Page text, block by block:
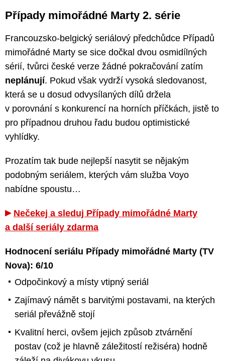
Případy mimořádné Marty 2. série
Francouzsko-belgický seriálový předchůdce Případů
mimořádné Marty se sice dočkal dvou osmidílných
sérií, tvůrci české verze žádné pokračování zatím
neplánují. Pokud však vydrží vysoká sledovanost,
která se u dosud odvysílaných dílů držela
v porovnání s konkurencí na horních příčkách, jistě to
pro případnou druhou řadu budou optimistické
vyhlídky.
Prozatím tak bude nejlepší nasytit se nějakým
podobným seriálem, kterých vám služba Voyo
nabídne spoustu…
Nečekej a sleduj Případy mimořádné Marty
a další seriály zdarma
Hodnocení seriálu Případy mimořádné Marty (TV
Nova): 6/10
Odpočinkový a místy vtipný seriál
Zajímavý námět s barvitými postavami, na kterých
seriál převážně stojí
Kvalitní herci, ovšem jejich způsob ztvárnění
postav (což je hlavně záležitostí režiséra) hodně